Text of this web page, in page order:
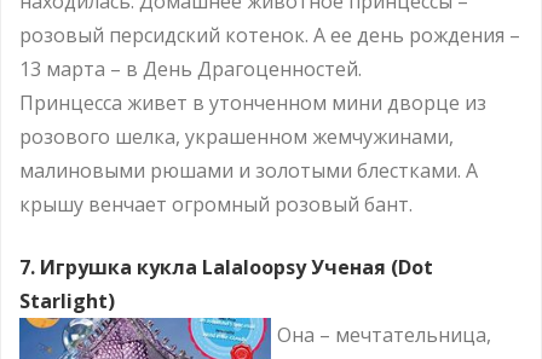
розовый персидский котенок. А ее день рождения –
13 марта – в День Драгоценностей.
Принцесса живет в утонченном мини дворце из
розового шелка, украшенном жемчужинами,
малиновыми рюшами и золотыми блестками. А
крышу венчает огромный розовый бант.
7. Игрушка кукла Lalaloopsy Ученая (Dot
Starlight)
Она – мечтательница,